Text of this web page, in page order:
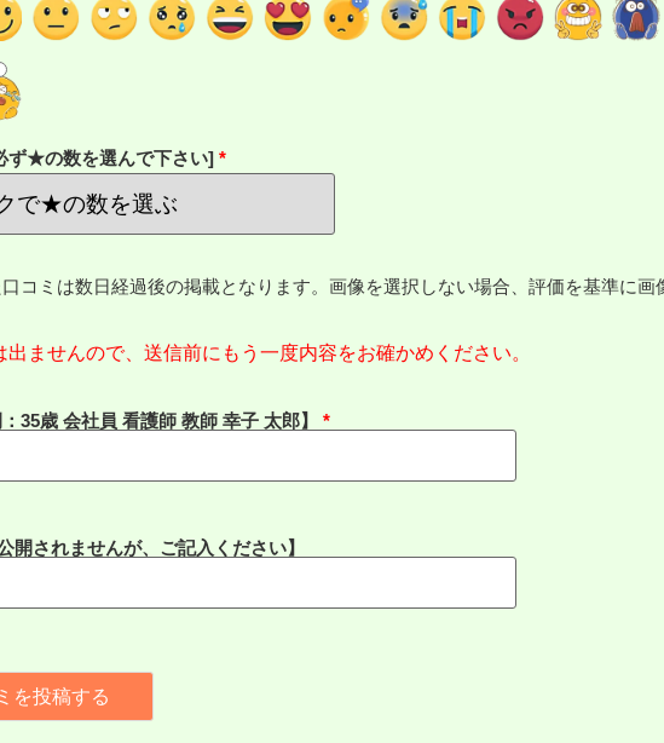
ず★の数を選んで下さい]
コミは数日経過後の掲載となります。画像を選択しない場合、評価を基準に画
出ませんので、送信前にもう一度内容をお確かめください。
35歳 会社員 看護師 教師 幸子 太郎】
公開されませんが、ご記入ください】